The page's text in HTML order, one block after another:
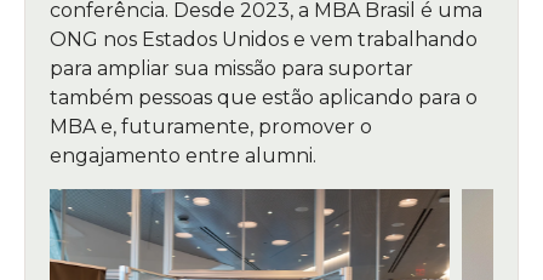
conferência. Desde 2023, a MBA Brasil é uma
ONG nos Estados Unidos e vem trabalhando
para ampliar sua missão para suportar
também pessoas que estão aplicando para o
MBA e, futuramente, promover o
engajamento entre alumni.